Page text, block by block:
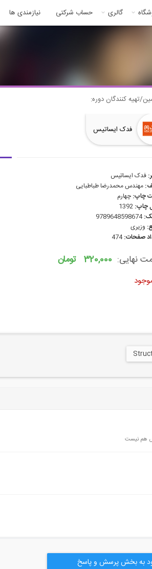
گالری حساب شرکتی نیازمندی ها
تهیه کنندگان دوره:
فدک ایساتیس
فدک ایساتیس
مهندس محمدرضا طباطبایی
چاپ: چهارم
چاپ:
9789648598674
وزیری
صفحات:474
نهایی: 320,000 تومان
هم نیست
به بخش پرسش و پاسخ